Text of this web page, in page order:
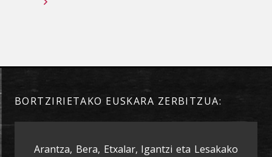
BORTZIRIETAKO EUSKARA ZERBITZUA:
Arantza, Bera, Etxalar, Igantzi eta Lesakako